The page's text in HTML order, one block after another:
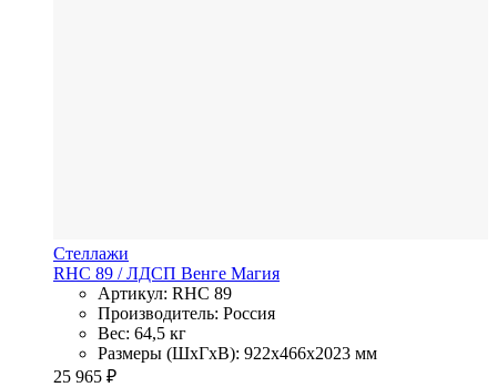
Стеллажи
RHC 89 / ЛДСП Венге Магия
Артикул: RHC 89
Производитель: Россия
Вес: 64,5 кг
Размеры (ШхГхВ): 922x466x2023 мм
25 965 ₽